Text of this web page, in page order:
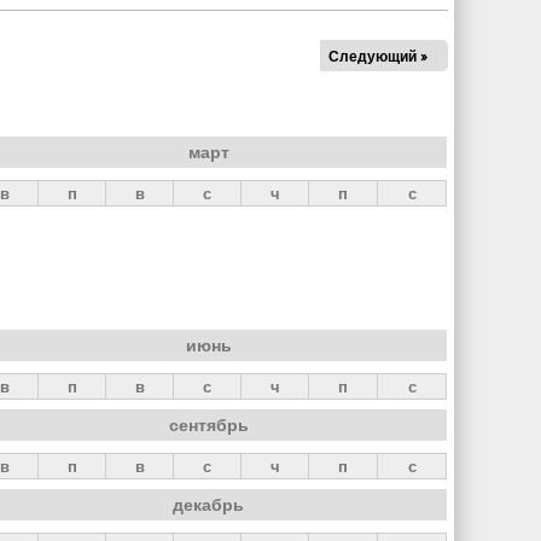
Следующий »
март
в п в с ч п с
июнь
в п в с ч п с
сентябрь
в п в с ч п с
декабрь